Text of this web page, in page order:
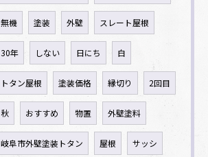
無機 塗装 外壁 スレート屋根
30年 しない 日にち 白
トタン屋根 塗装価格 縁切り 2回目
秋 おすすめ 物置 外壁塗料
岐阜市外壁塗装トタン 屋根 サッシ